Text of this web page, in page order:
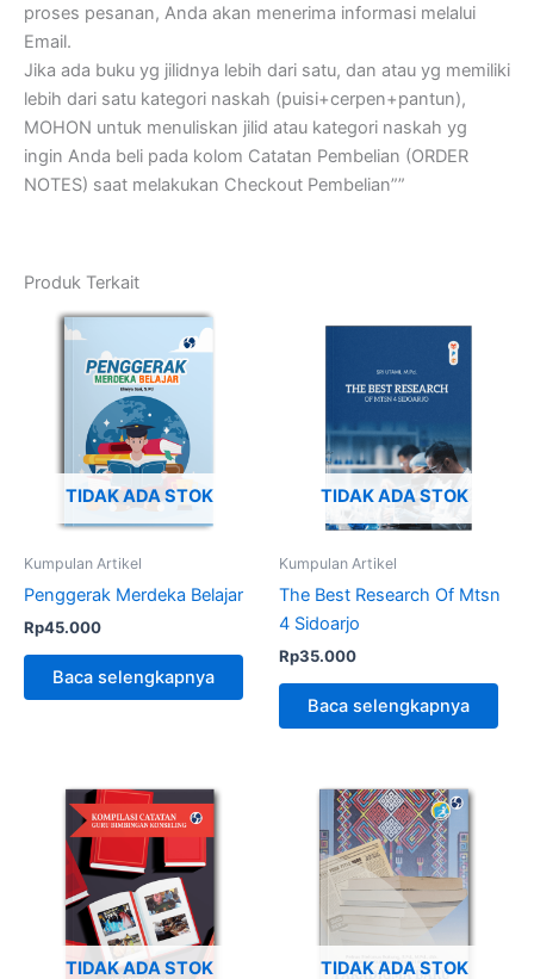
proses pesanan, Anda akan menerima informasi melalui
Email.
Jika ada buku yg jilidnya lebih dari satu, dan atau yg memiliki
lebih dari satu kategori naskah (puisi+cerpen+pantun),
MOHON untuk menuliskan jilid atau kategori naskah yg
ingin Anda beli pada kolom Catatan Pembelian (ORDER
NOTES) saat melakukan Checkout Pembelian””
Produk Terkait
TIDAK ADA STOK
Kumpulan Artikel
Penggerak Merdeka Belajar
Rp45.000
Baca selengkapnya
TIDAK ADA STOK
Kumpulan Artikel
The Best Research Of Mtsn
4 Sidoarjo
Rp35.000
Baca selengkapnya
TIDAK ADA STOK TIDAK ADA STOK